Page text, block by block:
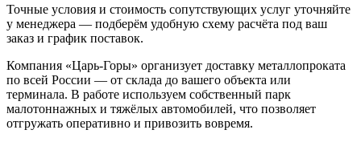
Точные условия и стоимость сопутствующих услуг уточняйте
у менеджера — подберём удобную схему расчёта под ваш
заказ и график поставок.
Компания «Царь-Горы» организует доставку металлопроката
по всей России — от склада до вашего объекта или
терминала. В работе используем собственный парк
малотоннажных и тяжёлых автомобилей, что позволяет
отгружать оперативно и привозить вовремя.